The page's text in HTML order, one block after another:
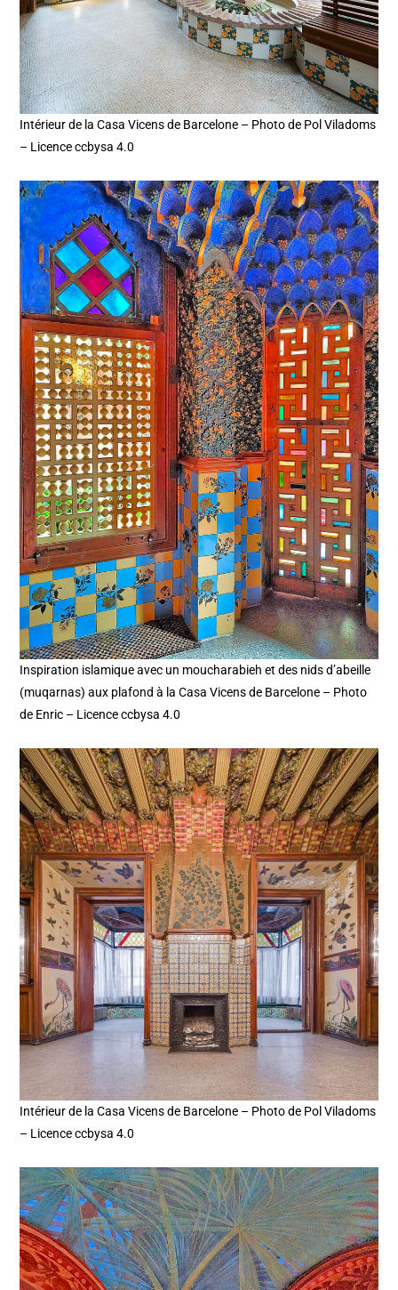
Intérieur de la Casa Vicens de Barcelone – Photo de Pol Viladoms
– Licence ccbysa 4.0
Inspiration islamique avec un moucharabieh et des nids d’abeille
(muqarnas) aux plafond à la Casa Vicens de Barcelone – Photo
de Enric – Licence ccbysa 4.0
Intérieur de la Casa Vicens de Barcelone – Photo de Pol Viladoms
– Licence ccbysa 4.0